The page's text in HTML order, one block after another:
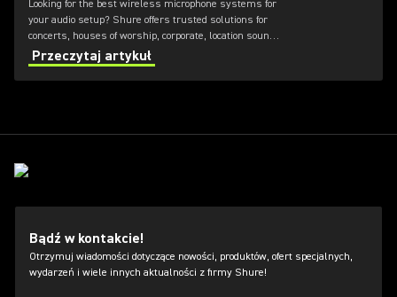
Looking for the best wireless microphone systems for
your audio setup? Shure offers trusted solutions for
concerts, houses of worship, corporate, location sound,
and broadcast environments. From analog to digital
wireless microphones and UHF or VHF frequency
options, this guide highlights the recommended Shure
Przeczytaj artykuł
Bądź w kontakcie!
Otrzymuj wiadomości dotyczące nowości, produktów, ofert specjalnych,
wydarzeń i wiele innych aktualności z firmy Shure!